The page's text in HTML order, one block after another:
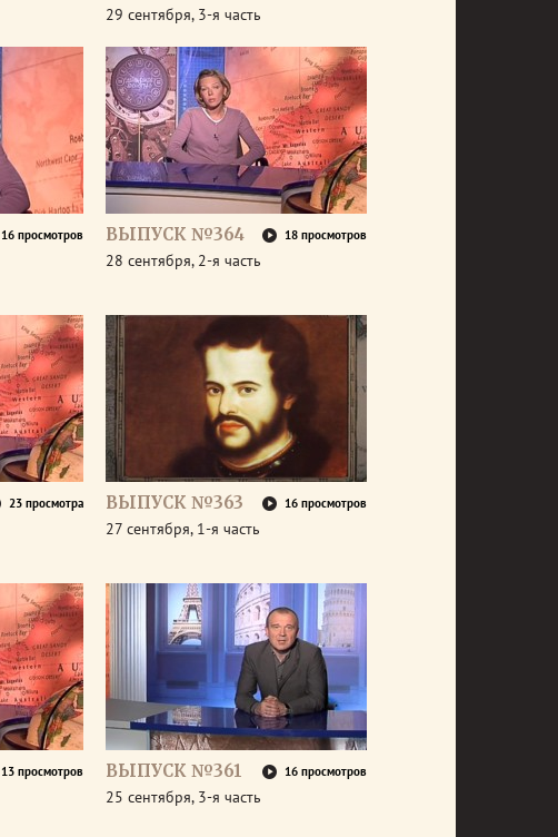
29 сентября, 3-я часть
16 просмотров ВЫПУСК №364 18 просмотров
28 сентября, 2-я часть
23 просмотра ВЫПУСК №363 16 просмотров
27 сентября, 1-я часть
13 просмотров ВЫПУСК №361 16 просмотров
25 сентября, 3-я часть